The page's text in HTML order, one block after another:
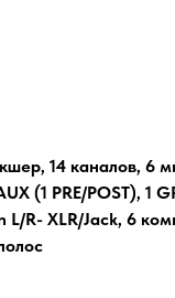
14 каналов, 6
(1 PRE/POST), 1
L/R- XLR/Jack, 6